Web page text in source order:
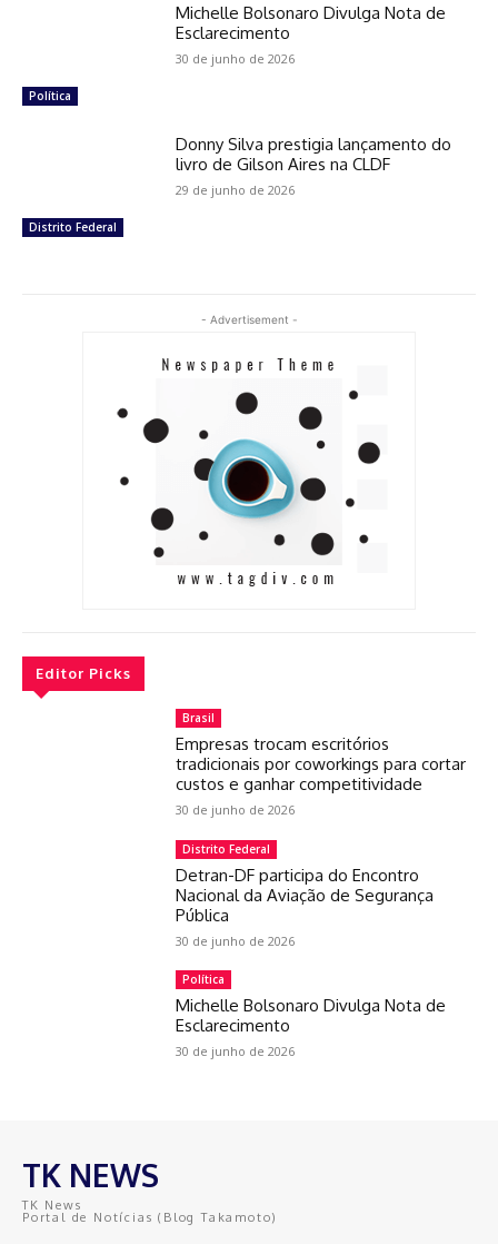
Política
Michelle Bolsonaro Divulga Nota de
Esclarecimento
30 de junho de 2026
Distrito Federal
Donny Silva prestigia lançamento do
livro de Gilson Aires na CLDF
29 de junho de 2026
- Advertisement -
Editor Picks
Brasil
Empresas trocam escritórios
tradicionais por coworkings para cortar
custos e ganhar competitividade
30 de junho de 2026
Distrito Federal
Detran-DF participa do Encontro
Nacional da Aviação de Segurança
Pública
30 de junho de 2026
Política
Michelle Bolsonaro Divulga Nota de
Esclarecimento
30 de junho de 2026
TK NEWS
TK News
Portal de Notícias (Blog Takamoto)